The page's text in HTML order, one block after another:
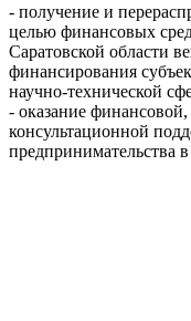
- получение и
целью финансовых
Саратовской области
финансирования
научно-технической
- оказание
консультационной
предпринимательства